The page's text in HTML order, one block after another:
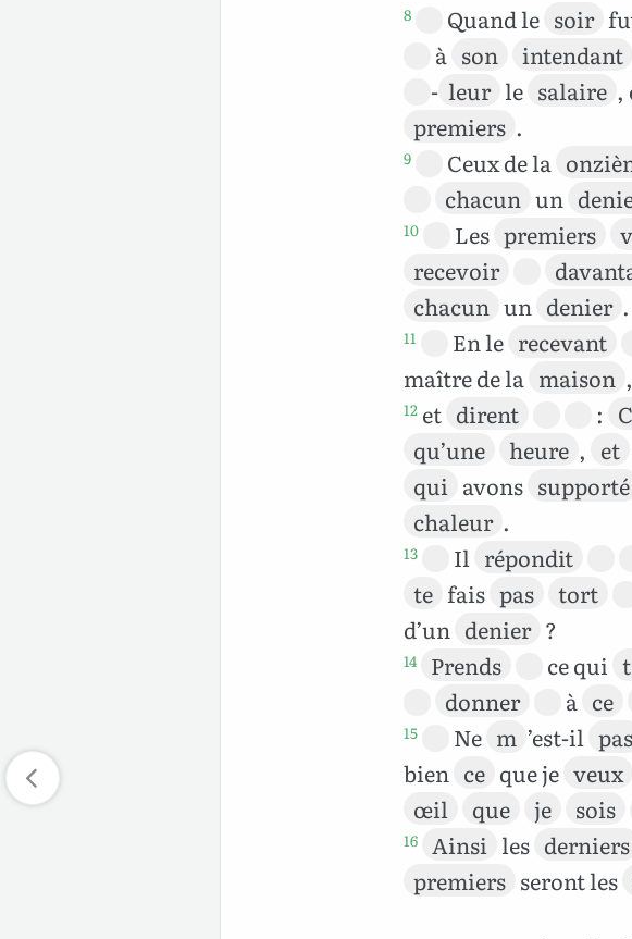
8 Quand le soir
à son intendant
- leur le salaire ,
premiers .
9 Ceux de la
chacun un
10 Les premiers
recevoir
chacun un denier .
11 En le recevant
maître de la maison ,
12 et dirent :
qu’une
heure , et
qui avons supporté
chaleur .
13 Il répondit
te fais pas tort
d’un denier ?
14 Prends ce qui
donner
à ce
15 Ne m ’est-il pas
bien ce que je veux
œil
que je sois
16 Ainsi les derniers
premiers seront les